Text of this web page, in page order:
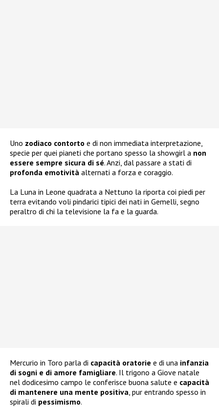
Uno zodiaco contorto e di non immediata interpretazione,
specie per quei pianeti che portano spesso la showgirl a non
essere sempre sicura di sé. Anzi, dal passare a stati di
profonda emotività alternati a forza e coraggio.
La Luna in Leone quadrata a Nettuno la riporta coi piedi per
terra evitando voli pindarici tipici dei nati in Gemelli, segno
peraltro di chi la televisione la fa e la guarda.
Mercurio in Toro parla di capacità oratorie e di una infanzia
di sogni e di amore famigliare. Il trigono a Giove natale
nel dodicesimo campo le conferisce buona salute e capacità
di mantenere una mente positiva , pur entrando spesso in
spirali di pessimismo.